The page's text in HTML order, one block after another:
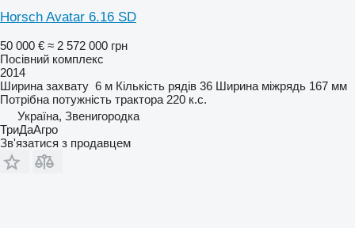
Horsch Avatar 6.16 SD
50 000 € ≈ 2 572 000 грн
Посівний комплекс
2014
Ширина захвату 6 м Кількість рядів 36 Ширина міжрядь 167 мм
Потрібна потужність трактора 220 к.с.
Україна, Звенигородка
ТриДаАгро
Зв'язатися з продавцем